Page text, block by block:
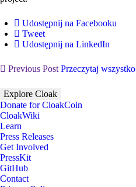
Udostępnij na Facebooku
Tweet
Udostępnij na LinkedIn
Previous Post Przeczytaj wszystko
Explore Cloak
Donate for CloakCoin
CloakWiki
Learn
Press Releases
Get Involved
PressKit
GitHub
Contact